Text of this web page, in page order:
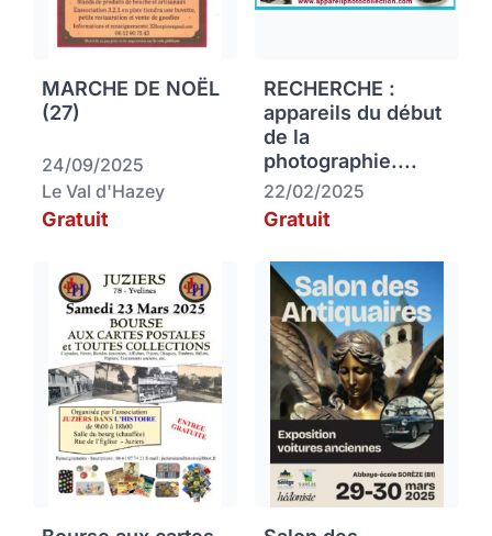
MARCHE DE NOËL
(27)
24/09/2025
Le Val d'Hazey
Gratuit
RECHERCHE :
appareils du début
de la
photographie....
22/02/2025
Gratuit